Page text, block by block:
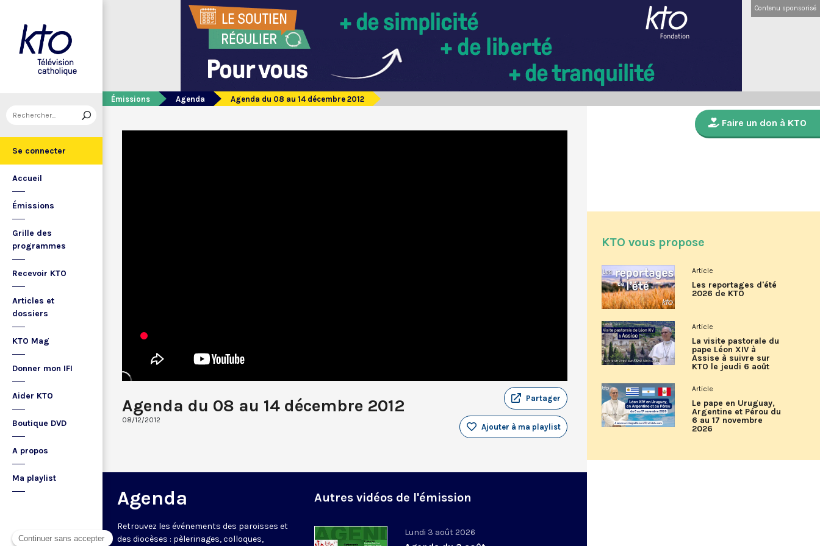
Se connecter
Accueil
Émissions
Grille des
programmes
Recevoir KTO
Articles et
dossiers
KTO Mag
Donner mon IFI
Aider KTO
Boutique DVD
A propos
Ma playlist
Contenu sponsorisé
Émissions Agenda Agenda du 08 au 14 décembre 2012
Agenda du 08 au 14 décembre 2012
08/12/2012
Partager
Ajouter à ma playlist
Agenda
Retrouvez les événements des paroisses et
des diocèses : pèlerinages, colloques,
Autres vidéos de l'émission
Lundi 3 août 2026
Faire un don à KTO
KTO vous propose
Article
Les reportages d'été
2026 de KTO
Article
La visite pastorale du
pape Léon XIV à
Assise à suivre sur
KTO le jeudi 6 août
Article
Le pape en Uruguay,
Argentine et Pérou du
6 au 17 novembre
2026